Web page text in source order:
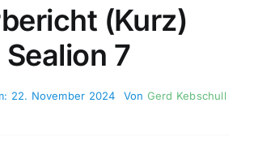
(kurz)
Sealion 7
22. November 2024 Von Gerd Kebschull